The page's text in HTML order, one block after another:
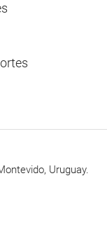
Uruguay.